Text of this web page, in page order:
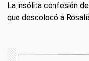
La insólita confesión
que descolocó a